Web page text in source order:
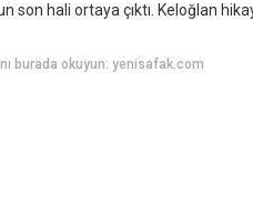
son hali ortaya çıktı. Keloğlan
burada okuyun: yenisafak.com